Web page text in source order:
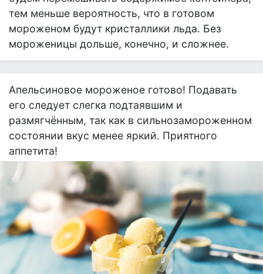
тем меньше вероятность, что в готовом
мороженом будут кристаллики льда. Без
мороженицы дольше, конечно, и сложнее.
Апельсиновое мороженое готово! Подавать
его следует слегка подтаявшим и
размягчённым, так как в сильнозамороженном
состоянии вкус менее яркий. Приятного
аппетита!